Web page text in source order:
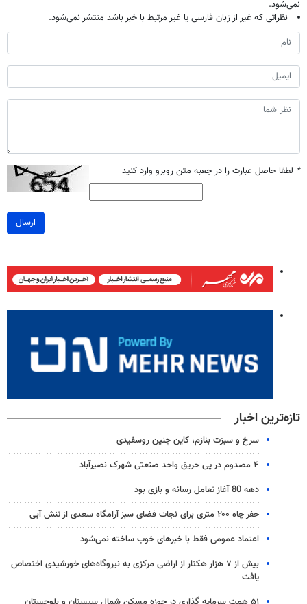
نمی‌شود.
نظراتی که غیر از زبان فارسی یا غیر مرتبط با خبر باشد منتشر نمی‌شود.
* لطفا حاصل عبارت را در جعبه متن روبرو وارد کنید
ارسال
تازه‌ترین اخبار
سرخ و سبزت بنازم، کاین چنین روسفیدی
۴ مصدوم در پی حریق واحد صنعتی شهرک نصیرآباد
دهه 80 آغاز تعامل رسانه و بازی بود
حفر چاه ۲۰۰ متری برای نجات فضای سبز آرامگاه سعدی از تنش آبی
اعتماد عمومی فقط با خبرهای خوب ساخته نمی‌شود
بیش از ۷ هزار هکتار از اراضی مرکزی به نیروگاه‌های خورشیدی اختصاص
یافت